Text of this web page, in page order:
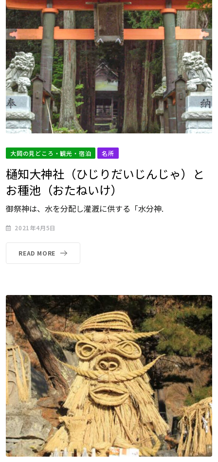
大岡の見どころ・観光・宿泊 名所
樋知大神社（ひじりだいじんじゃ）と
お種池（おたねいけ）
御祭神は、水を分配し灌漑に供する「水分神.
2021年4月5日
READ MORE